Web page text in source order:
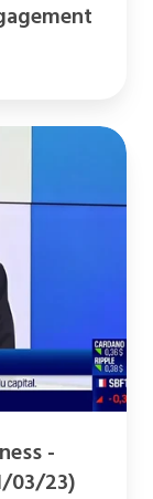
-
03/23)